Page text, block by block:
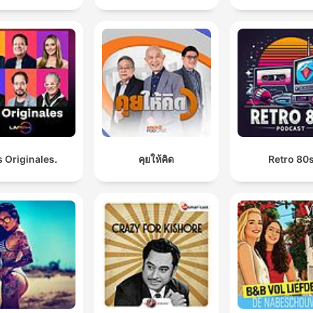
Originales. คุยให้คิด Retro